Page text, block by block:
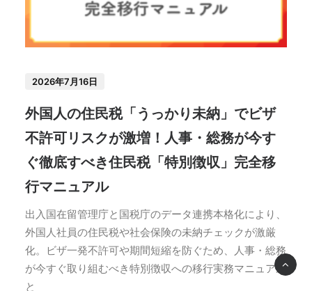
2026年7月16日
外国人の住民税「うっかり未納」でビザ
不許可リスクが激増！人事・総務が今す
ぐ徹底すべき住民税「特別徴収」完全移
行マニュアル
出入国在留管理庁と国税庁のデータ連携本格化により、
外国人社員の住民税や社会保険の未納チェックが激厳
化。ビザ一発不許可や期間短縮を防ぐため、人事・総務
が今すぐ取り組むべき特別徴収への移行実務マニュアル
と